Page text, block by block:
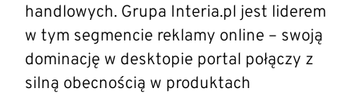
handlowych. Grupa Interia.pl jest liderem
w tym segmencie reklamy online – swoją
dominację w desktopie portal połączy z
silną obecnością w produktach